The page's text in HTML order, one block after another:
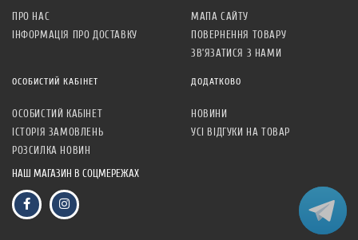
ПРО НАС
ІНФОРМАЦІЯ ПРО ДОСТАВКУ
МАПА САЙТУ
ПОВЕРНЕННЯ ТОВАРУ
ЗВ’ЯЗАТИСЯ З НАМИ
ОСОБИСТИЙ КАБІНЕТ
ОСОБИСТИЙ КАБІНЕТ
ІСТОРІЯ ЗАМОВЛЕНЬ
РОЗСИЛКА НОВИН
ДОДАТКОВО
НОВИНИ
УСІ ВІДГУКИ НА ТОВАР
НАШ МАГАЗИН В СОЦМЕРЕЖАХ